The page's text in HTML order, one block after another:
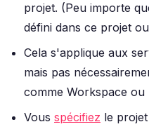
projet. (Peu importe
défini dans ce projet
Cela s'applique aux
mais pas
comme Workspace ou
Vous spécifiez le